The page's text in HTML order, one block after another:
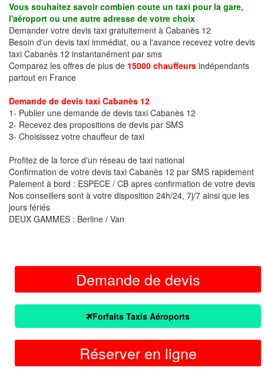
Vous souhaitez savoir combien coute un taxi pour la gare,
l'aéroport ou une autre adresse de votre choix
Demander votre devis taxi gratuitement à Cabanès 12
Besoin d'un devis taxi immédiat, ou a l'avance recevez votre devis
taxi Cabanès 12 instantanément par sms
Comparez les offres de plus de 15000 chauffeurs indépendants
partout en France
Demande de devis taxi Cabanès 12
1- Publier une demande de devis taxi Cabanès 12
2- Recevez des propositions de devis par SMS
3- Choisissez votre chauffeur de taxi
Profitez de la force d'un réseau de taxi national
Confirmation de votre devis taxi Cabanès 12 par SMS rapidement
Paiement à bord : ESPECE / CB apres confirmation de votre devis
Nos conseillers sont à votre disposition 24h/24, 7j/7 ainsi que les
jours fériés
DEUX GAMMES : Berline / Van
Demande de devis
Forfaits Taxis Aéroports
Réserver en ligne